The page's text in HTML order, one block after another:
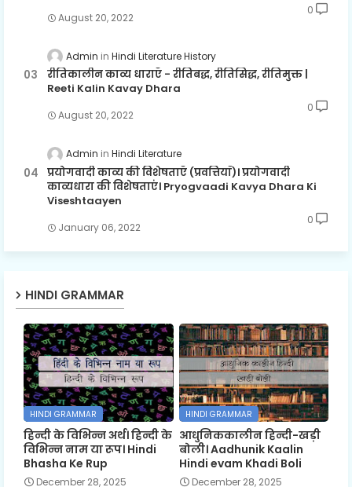
August 20, 2022
0
Admin Hindi Literature History
रीतिकालीन काव्य धाराएँ - रीतिबद्ध, रीतिसिद्ध, रीतिमुक्त |
Reeti Kalin Kavay Dhara
August 20, 2022
0
Admin Hindi Literature
प्रयोगवादी काव्य की विशेषताएँ (प्रवत्तियाँ)। प्रयोगवादी
काव्यधारा की विशेषताएं। Pryogvaadi Kavya Dhara Ki
Viseshtaayen
January 06, 2022
0
HINDI GRAMMAR
HINDI GRAMMAR
हिन्दी के विभिन्न अर्थ। हिन्दी के
विभिन्न नाम या रूप। Hindi
Bhasha Ke Rup
December 28, 2025
HINDI GRAMMAR
आधुनिककालीन हिन्दी-खड़ी
बोली। Aadhunik Kaalin
Hindi evam Khadi Boli
December 28, 2025